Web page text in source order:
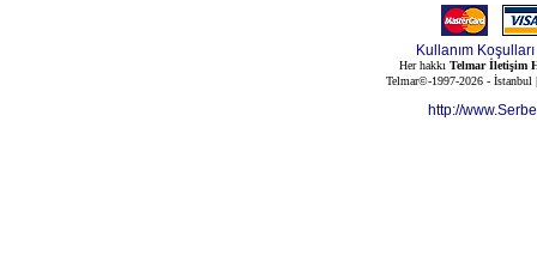
Kullanım Koşulları
Her hakkı Telmar İletişim
Telmar©-1997-2026 -
http://